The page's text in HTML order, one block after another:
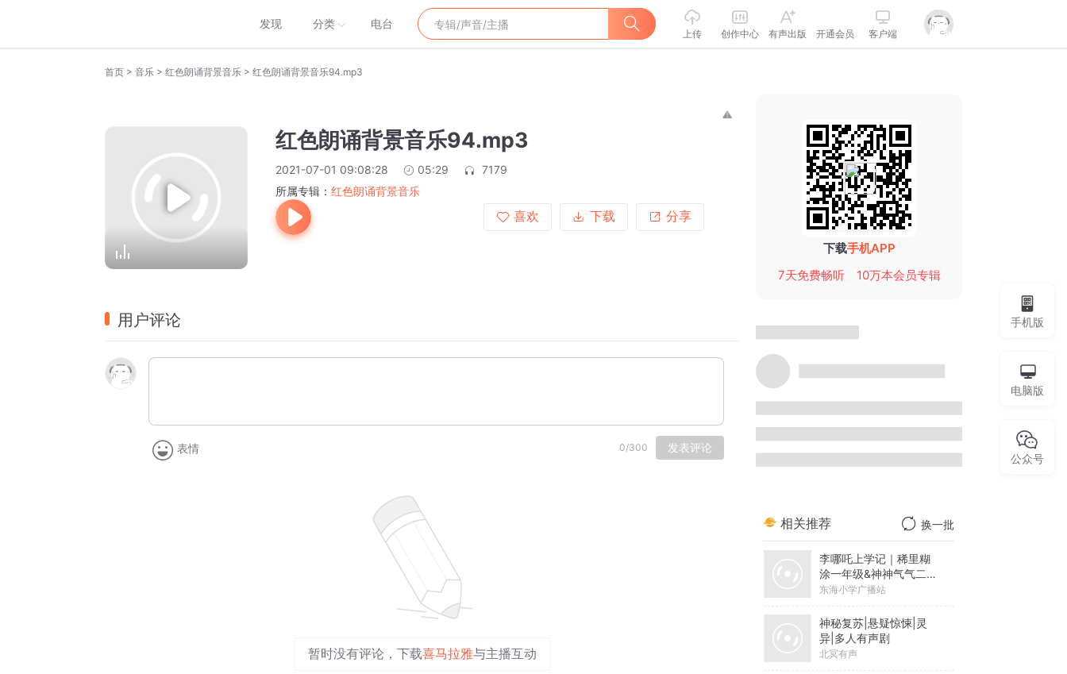
发现 分类 电台
上传 创作中心 有声出版 开通会员 客户端
首页 > 音乐 > 红色朗诵背景音乐 > 红色朗诵背景音乐94.mp3
红色朗诵背景音乐94.mp3
2021-07-01 09:08:28 05:29
7179
所属专辑： 红色朗诵背景音乐
喜欢
下载 分享
用户评论
表情 0/300 发表评论
暂时没有评论，下载喜马拉雅与主播互动
下载手机APP
7天免费畅听
10万本会员专辑
相关推荐 换一批
李哪吒上学记｜稀里糊
涂一年级&神神气气二年
级
东海小学广播站
神秘复苏|悬疑惊悚|灵
异|多人有声剧
北冥有声
手机版
电脑版
公众号